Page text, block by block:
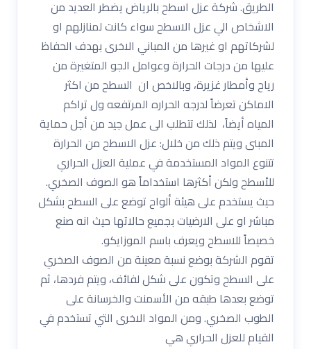
الطريق. شركة عزل اسطح بالرياض يضطر العديد من
الاشخاص الي عزل الاسطح سواء كانت لمنازلهم او
لشركاتهم او غيرها من المباني الاخرى بهدف الحفاظ
عليها من درجات الحرارة وعوامل الجو المتغيرة من
رياح وأمطار غزيرة، وبالاخص ان السطح من اكثر
الاماكن تعرضاً لدرجه الحراره المرتفعه ول تراكم
المياه أيضاً، لذلك تتطلب الى عمل جيد من أجل حماية
المبنى ويتم ذلك من خلال: عزل الاسطح من الحرارة
تتنوع المواد المستخدمة في عملية العزل الحراري
للأسطح ولكن أكثرها استخداماً هو الصوف الصخري.
حيث يستخدم على هيئة ألواح توضع على السطح بشكل
مباشر او على الارضيات بجميع حالاتها حيث انه صنع
خصيصاً للاسطح ويعرف باسم الموزايكو.
تقوم الشركة بوضع نسبة معينة من الصوف الصخري
على السطح وتكون على شكل لفائف، ويتم فردها، ثم
توضع بعدها طبقه من الأسمنت والخرسانة على
الطوب الصخري. ومن المواد الاخرى التي تستخدم في
القيام للعزل الحراري هي